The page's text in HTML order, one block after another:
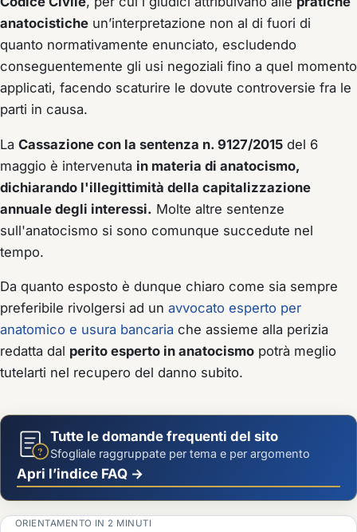
anatocistiche un’interpretazione non al di fuori di
quanto normativamente enunciato, escludendo
conseguentemente gli usi negoziali fino a quel momento
applicati, facendo scaturire le dovute controversie fra le
parti in causa.
La Cassazione con la sentenza n. 9127/2015 del 6
maggio è intervenuta in materia di anatocismo,
dichiarando l'illegittimità della capitalizzazione
annuale degli interessi. Molte altre sentenze
sull'anatocismo si sono comunque succedute nel
tempo.
Da quanto esposto è dunque chiaro come sia sempre
preferibile rivolgersi ad un avvocato esperto per
anatomico e usura bancaria che assieme alla perizia
redatta dal perito esperto in anatocismo potrà meglio
tutelarti nel recupero del danno subito.
?
Tutte le domande frequenti del sito
Sfogliale raggruppate per tema e per argomento
Apri l’indice FAQ →
ORIENTAMENTO IN 2 MINUTI